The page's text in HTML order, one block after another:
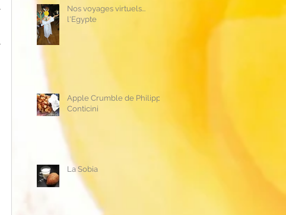
Nos voyages virtuels...
l'Egypte
Apple Crumble de Philippe
Conticini
La Sobia